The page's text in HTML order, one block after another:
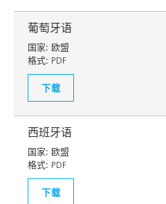
葡萄牙语
国家: 欧盟
格式: PDF
下载
西班牙语
国家: 欧盟
格式: PDF
下载